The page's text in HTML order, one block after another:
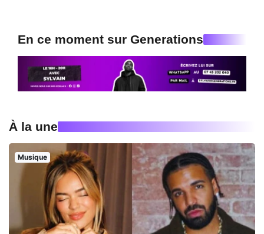
En ce moment sur Generations
À la une
Musique